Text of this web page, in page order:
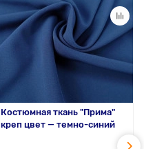
Костюмная ткань "Прима"
креп цвет — темно-синий